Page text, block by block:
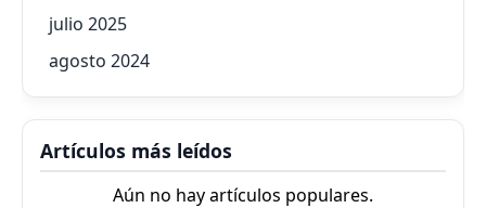
julio 2025
agosto 2024
Artículos más leídos
Aún no hay artículos populares.